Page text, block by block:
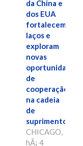
da China e
dos EUA
fortalecem
laços e
exploram
novas
oportunidades
de
cooperação
na cadeia
de
suprimentos.
CHICAGO,
hÃ¡ 4